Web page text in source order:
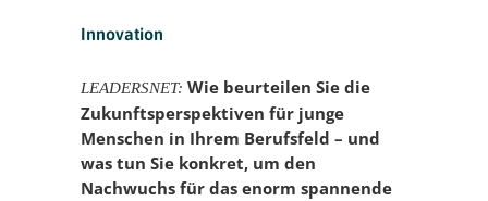
Innovation
LEADERSNET: Wie beurteilen Sie die
Zukunftsperspektiven für junge
Menschen in Ihrem Berufsfeld – und
was tun Sie konkret, um den
Nachwuchs für das enorm spannende